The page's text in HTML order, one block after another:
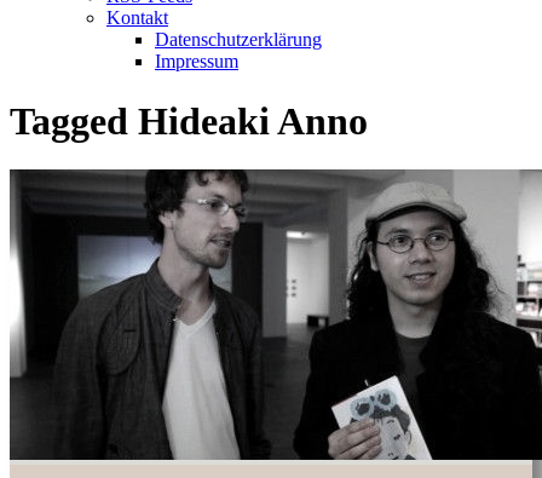
Kontakt
Datenschutzerklärung
Impressum
Tagged Hideaki Anno